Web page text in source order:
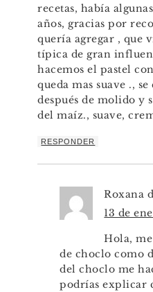
recetas, había
años, gracias por
quería agregar , que
típica de gran
hacemos el pastel
queda mas suave .,
después de molido y
del maíz., suave,
RESPONDER
Roxana
13 de
Hola,
de choclo como
del choclo me
podrías explicar